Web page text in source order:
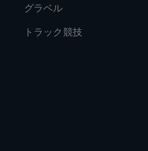
グラベル
トラック競技